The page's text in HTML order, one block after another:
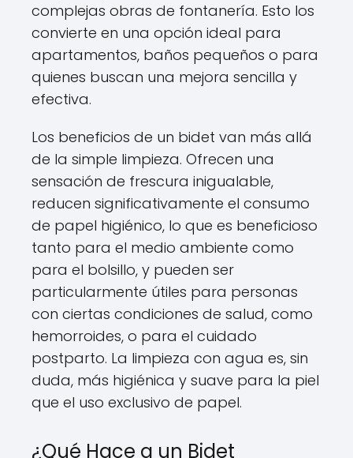
complejas obras de fontanería. Esto los
convierte en una opción ideal para
apartamentos, baños pequeños o para
quienes buscan una mejora sencilla y
efectiva.
Los beneficios de un bidet van más allá
de la simple limpieza. Ofrecen una
sensación de frescura inigualable,
reducen significativamente el consumo
de papel higiénico, lo que es beneficioso
tanto para el medio ambiente como
para el bolsillo, y pueden ser
particularmente útiles para personas
con ciertas condiciones de salud, como
hemorroides, o para el cuidado
postparto. La limpieza con agua es, sin
duda, más higiénica y suave para la piel
que el uso exclusivo de papel.
¿Qué Hace a un Bidet